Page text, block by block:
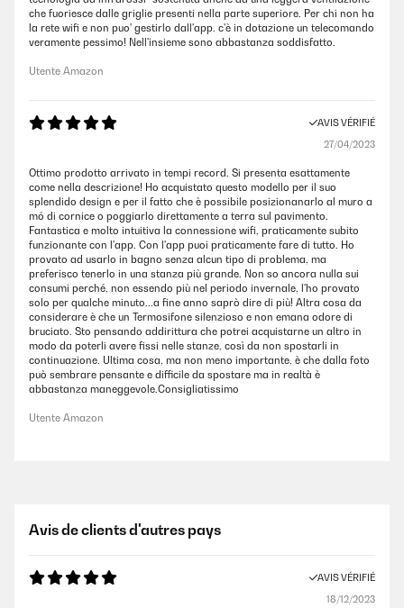
che fuoriesce dalle griglie presenti nella parte superiore. Per chi non ha
la rete wifi e non puo' gestirlo dall'app. c'è in dotazione un telecomando
veramente pessimo! Nell'insieme sono abbastanza soddisfatto.
Utente Amazon
AVIS VÉRIFIÉ
27/04/2023
Ottimo prodotto arrivato in tempi record. Si presenta esattamente
come nella descrizione! Ho acquistato questo modello per il suo
splendido design e per il fatto che è possibile posizionanarlo al muro a
mó di cornice o poggiarlo direttamente a terra sul pavimento.
Fantastica e molto intuitiva la connessione wifi, praticamente subito
funzionante con l'app. Con l'app puoi praticamente fare di tutto. Ho
provato ad usarlo in bagno senza alcun tipo di problema, ma
preferisco tenerlo in una stanza più grande. Non so ancora nulla sui
consumi perché, non essendo più nel periodo invernale, l'ho provato
solo per qualche minuto...a fine anno saprò dire di più! Altra cosa da
considerare è che un Termosifone silenzioso e non emana odore di
bruciato. Sto pensando addirittura che potrei acquistarne un altro in
modo da poterli avere fissi nelle stanze, così da non spostarli in
continuazione. Ultima cosa, ma non meno importante, è che dalla foto
può sembrare pensante e difficile da spostare ma in realtà è
abbastanza maneggevole.Consigliatissimo
Utente Amazon
Avis de clients d'autres pays
AVIS VÉRIFIÉ
18/12/2023